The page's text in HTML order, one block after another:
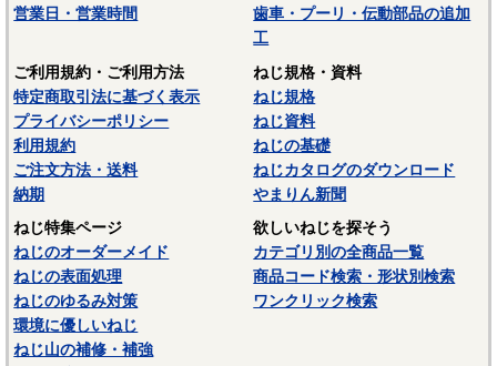
営業日・営業時間
歯車・プーリ・伝動部品の追加
工
ご利用規約・ご利用方法
特定商取引法に基づく表示
プライバシーポリシー
利用規約
ご注文方法・送料
納期
ねじ規格・資料
ねじ規格
ねじ資料
ねじの基礎
ねじカタログのダウンロード
やまりん新聞
ねじ特集ページ
ねじのオーダーメイド
ねじの表面処理
ねじのゆるみ対策
環境に優しいねじ
ねじ山の補修・補強
欲しいねじを探そう
カテゴリ別の全商品一覧
商品コード検索・形状別検索
ワンクリック検索